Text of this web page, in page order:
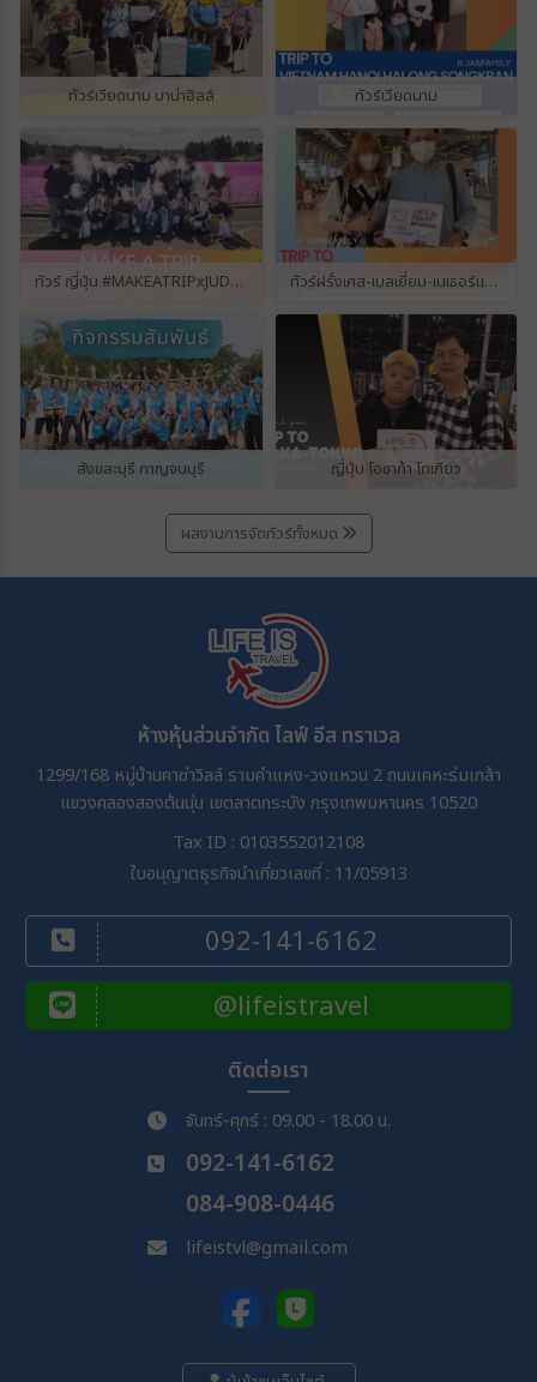
ทัวร์เวียดนาม บาน่าฮิลล์ ทัวร์เวียดนาม
ทัวร์ ญี่ปุ่น #MAKEATRIPxJUDOFLUKE ทัวร์ฝรั่งเศส-เบลเยี่ยม-เนเธอร์แลนด์
สังขละบุรี กาญจนบุรี ญี่ปุ่น โอซาก้า โตเกียว
ผลงานการจัดทัวร์ทั้งหมด
ห้างหุ้นส่วนจำกัด ไลฟ์ อีส ทราเวล
1299/168 หมู่บ้านคาซ่าวิลล์ รามคำแหง-วงแหวน 2 ถนนเคหะร่มเกล้า
แขวงคลองสองต้นนุ่น เขตลาดกระบัง กรุงเทพมหานคร 10520
Tax ID : 0103552012108
ใบอนุญาตธุรกิจนำเที่ยวเลขที่ : 11/05913
092-141-6162
@lifeistravel
ติดต่อเรา
จันทร์-ศุกร์ : 09.00 - 18.00 น.
092-141-6162
084-908-0446
lifeistvl@gmail.com